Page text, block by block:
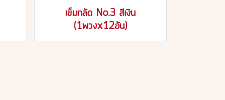
เข็มกลัด No.3 สีเงิน
(1พวงx12อัน)